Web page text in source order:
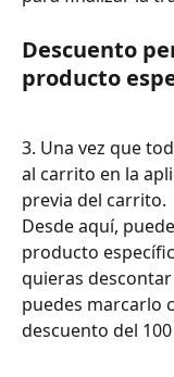
Descuento
producto
3. Una vez que
al carrito en la
previa del carrito.
Desde aquí,
producto
quieras
puedes marcarlo
descuento del 100